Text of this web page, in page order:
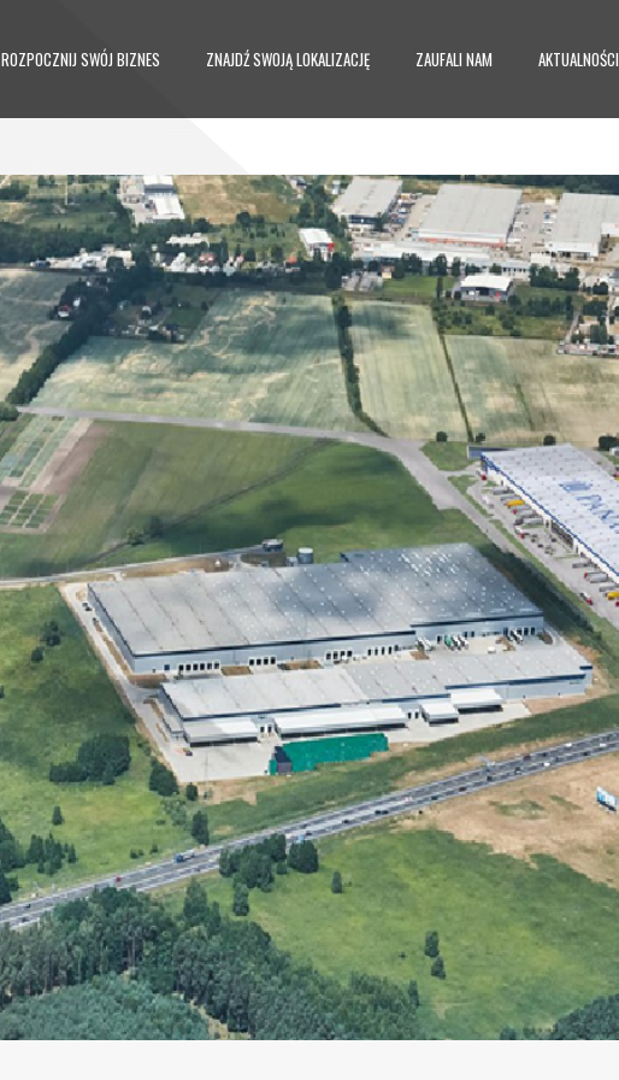
ROZPOCZNIJ SWÓJ BIZNES ZNAJDŹ SWOJĄ LOKALIZACJĘ ZAUFALI NAM AKTUALNOŚCI